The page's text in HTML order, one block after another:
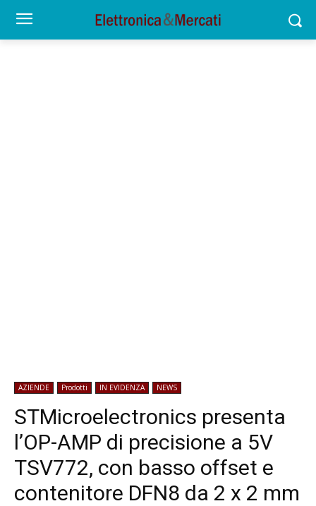
AZIENDE Prodotti IN EVIDENZA NEWS
STMicroelectronics presenta
l’OP-AMP di precisione a 5V
TSV772, con basso offset e
contenitore DFN8 da 2 x 2 mm